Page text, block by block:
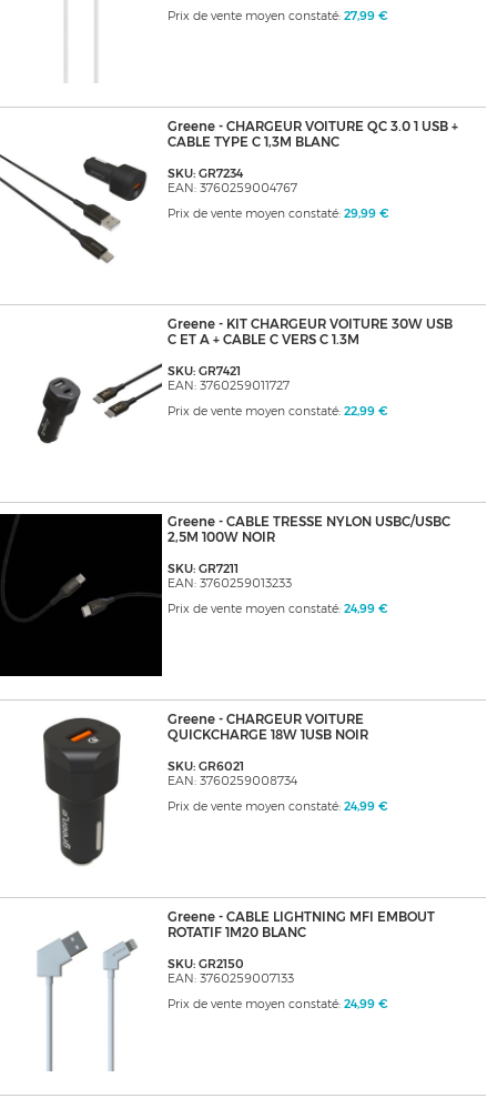
Prix de vente moyen constaté: 27,99 €
Greene - CHARGEUR VOITURE QC 3.0 1 USB +
CABLE TYPE C 1,3M BLANC
SKU: GR7234
EAN: 3760259004767
Prix de vente moyen constaté: 29,99 €
Greene - KIT CHARGEUR VOITURE 30W USB
C ET A + CABLE C VERS C 1.3M
SKU: GR7421
EAN: 3760259011727
Prix de vente moyen constaté: 22,99 €
Greene - CABLE TRESSE NYLON USBC/USBC
2,5M 100W NOIR
SKU: GR7211
EAN: 3760259013233
Prix de vente moyen constaté: 24,99 €
Greene - CHARGEUR VOITURE
QUICKCHARGE 18W 1USB NOIR
SKU: GR6021
EAN: 3760259008734
Prix de vente moyen constaté: 24,99 €
Greene - CABLE LIGHTNING MFI EMBOUT
ROTATIF 1M20 BLANC
SKU: GR2150
EAN: 3760259007133
Prix de vente moyen constaté: 24,99 €